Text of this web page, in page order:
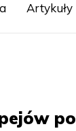
Artykuły
po